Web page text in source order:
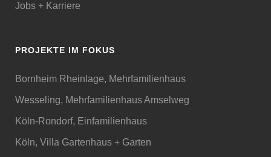
Jobs + Karriere
PROJEKTE IM FOKUS
Bornheim Rheinlage, Mehrfamilienhaus
Wesseling, Mehrfamilienhaus Amselweg
Köln-Rondorf, Einfamilienhaus
Köln, Villa Gartenhaus + Garten